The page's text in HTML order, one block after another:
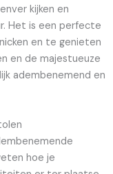
kijken en
Het is een perfecte
en te genieten
en de majestueuze
adembenemend en
hoe je